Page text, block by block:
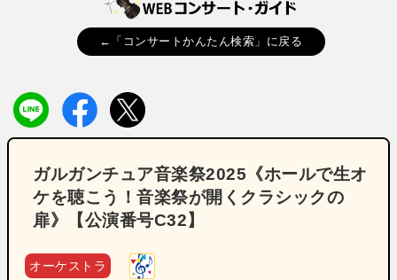
←「コンサートかんたん検索」に戻る
ガルガンチュア音楽祭2025《ホールで生オ
ケを聴こう！音楽祭が開くクラシックの
扉》【公演番号C32】
オーケストラ